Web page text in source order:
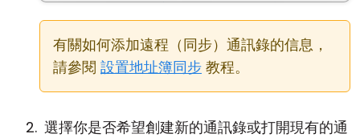
有關如何添加遠程（同步）通訊錄的信息，
請參閱 設置地址簿同步 教程。
選擇你是否希望創建新的通訊錄或打開現有的通